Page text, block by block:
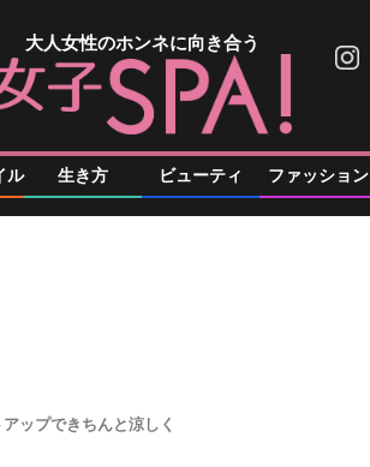
大人女性のホンネに向き合う
ル 生き方 ビューティ ファッション
ップできちんと涼しく